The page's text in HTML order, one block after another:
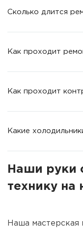
Сколько длится
Как проходит
Как проходит
Какие
Наши руки
технику на
Наша мастерская